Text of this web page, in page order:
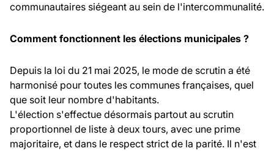
communautaires siégeant au sein de l'intercommunalité.
Comment fonctionnent les élections municipales ?
Depuis la loi du 21 mai 2025, le mode de scrutin a été
harmonisé pour toutes les communes françaises, quel
que soit leur nombre d'habitants.
L'élection s'effectue désormais partout au scrutin
proportionnel de liste à deux tours, avec une prime
majoritaire, et dans le respect strict de la parité. Il n'est